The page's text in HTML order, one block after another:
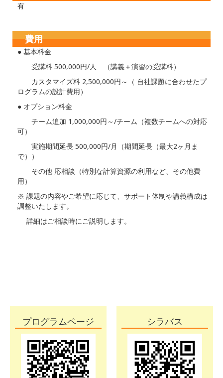
‍有
費用
● 基本料金
受講料 500,000円/人 （講義＋演習の受講料）
カスタマイズ料 2,500,000円～（ 自社課題に合わせたプ
ログラムの設計費用）
● オプション料金
チーム追加 1,000,000円～/チーム（複数チームへの対応
可）
実施期間延長 500,000円/月（期間延長（最大2ヶ月ま
で））
その他 応相談（特別な計算資源の利用など、その他費
用）
※ 課題の内容やご希望に応じて、サポート体制や講義構成は
調整いたします。
詳細はご相談時にご説明します。
プログラムページ シラバス